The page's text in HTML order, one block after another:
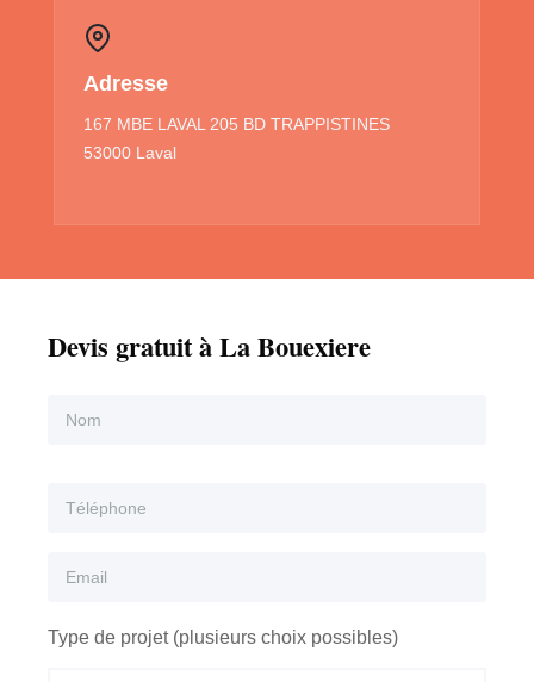
Adresse
167 MBE LAVAL 205 BD TRAPPISTINES
53000 Laval
Devis gratuit à La Bouexiere
Type de projet (plusieurs choix possibles)